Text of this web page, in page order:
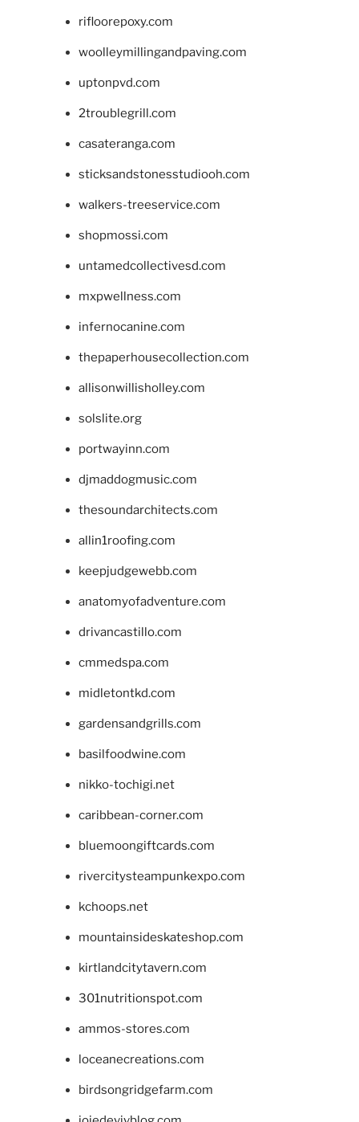
rifloorepoxy.com
woolleymillingandpaving.com
uptonpvd.com
2troublegrill.com
casateranga.com
sticksandstonesstudiooh.com
walkers-treeservice.com
shopmossi.com
untamedcollectivesd.com
mxpwellness.com
infernocanine.com
thepaperhousecollection.com
allisonwillisholley.com
solslite.org
portwayinn.com
djmaddogmusic.com
thesoundarchitects.com
allin1roofing.com
keepjudgewebb.com
anatomyofadventure.com
drivancastillo.com
cmmedspa.com
midletontkd.com
gardensandgrills.com
basilfoodwine.com
nikko-tochigi.net
caribbean-corner.com
bluemoongiftcards.com
rivercitysteampunkexpo.com
kchoops.net
mountainsideskateshop.com
kirtlandcitytavern.com
301nutritionspot.com
ammos-stores.com
loceanecreations.com
birdsongridgefarm.com